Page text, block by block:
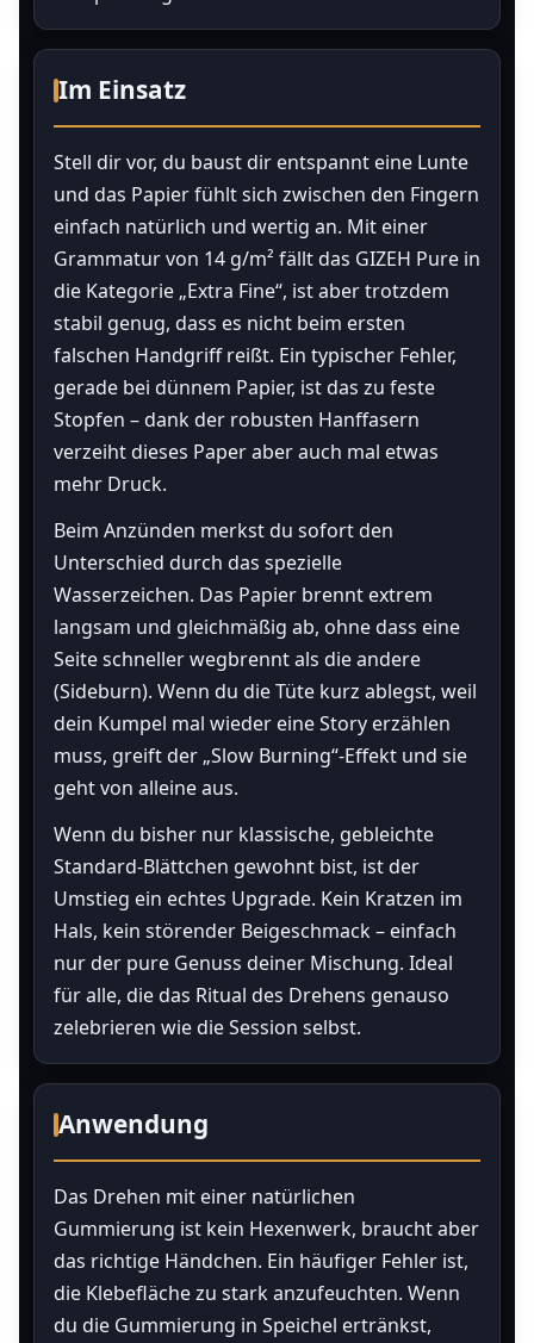
Im Einsatz
Stell dir vor, du baust dir entspannt eine Lunte
und das Papier fühlt sich zwischen den Fingern
einfach natürlich und wertig an. Mit einer
Grammatur von 14 g/m² fällt das GIZEH Pure in
die Kategorie „Extra Fine“, ist aber trotzdem
stabil genug, dass es nicht beim ersten
falschen Handgriff reißt. Ein typischer Fehler,
gerade bei dünnem Papier, ist das zu feste
Stopfen – dank der robusten Hanffasern
verzeiht dieses Paper aber auch mal etwas
mehr Druck.
Beim Anzünden merkst du sofort den
Unterschied durch das spezielle
Wasserzeichen. Das Papier brennt extrem
langsam und gleichmäßig ab, ohne dass eine
Seite schneller wegbrennt als die andere
(Sideburn). Wenn du die Tüte kurz ablegst, weil
dein Kumpel mal wieder eine Story erzählen
muss, greift der „Slow Burning“-Effekt und sie
geht von alleine aus.
Wenn du bisher nur klassische, gebleichte
Standard-Blättchen gewohnt bist, ist der
Umstieg ein echtes Upgrade. Kein Kratzen im
Hals, kein störender Beigeschmack – einfach
nur der pure Genuss deiner Mischung. Ideal
für alle, die das Ritual des Drehens genauso
zelebrieren wie die Session selbst.
Anwendung
Das Drehen mit einer natürlichen
Gummierung ist kein Hexenwerk, braucht aber
das richtige Händchen. Ein häufiger Fehler ist,
die Klebefläche zu stark anzufeuchten. Wenn
du die Gummierung in Speichel ertränkst,